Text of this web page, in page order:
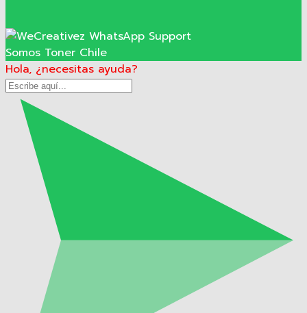
Somos Toner Chile
Hola, ¿necesitas ayuda?